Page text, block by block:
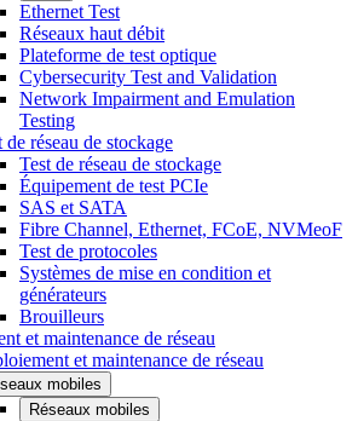
Ethernet Test
Réseaux haut débit
Plateforme de test optique
Cybersecurity Test and Validation
Network Impairment and Emulation
Testing
de réseau de stockage
Test de réseau de stockage
Équipement de test PCIe
SAS et SATA
Fibre Channel, Ethernet, FCoE, NVMeoF
Test de protocoles
Systèmes de mise en condition et
générateurs
Brouilleurs
et maintenance de réseau
et maintenance de réseau
mobiles
Réseaux mobiles